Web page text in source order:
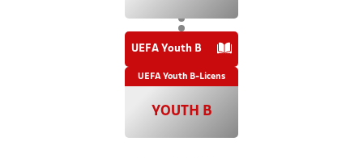
UEFA Youth B
UEFA Youth B-Licens
YOUTH B